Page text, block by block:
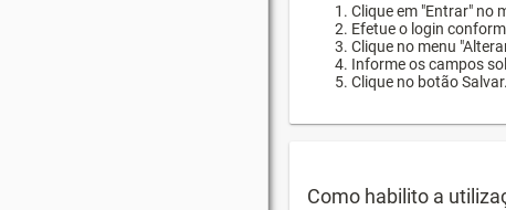
Clique em "Entrar" no
Efetue o login
Clique no menu
Informe os campos
Clique no botão Salvar.
Como habilito a